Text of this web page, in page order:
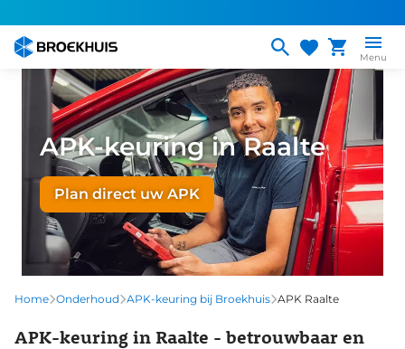
naar
inhoud
Menu
APK-keuring in Raalte
Plan direct uw APK
Home Onderhoud APK-keuring bij Broekhuis APK Raalte
APK-keuring in Raalte - betrouwbaar en